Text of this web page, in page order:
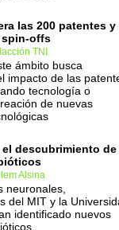
las 200 patentes y
spin-offs
TNI
ámbito busca
impacto de las
tecnología o
de nuevas
el descubrimiento de
Alsina
neuronales,
del MIT y la
identificado nuevos